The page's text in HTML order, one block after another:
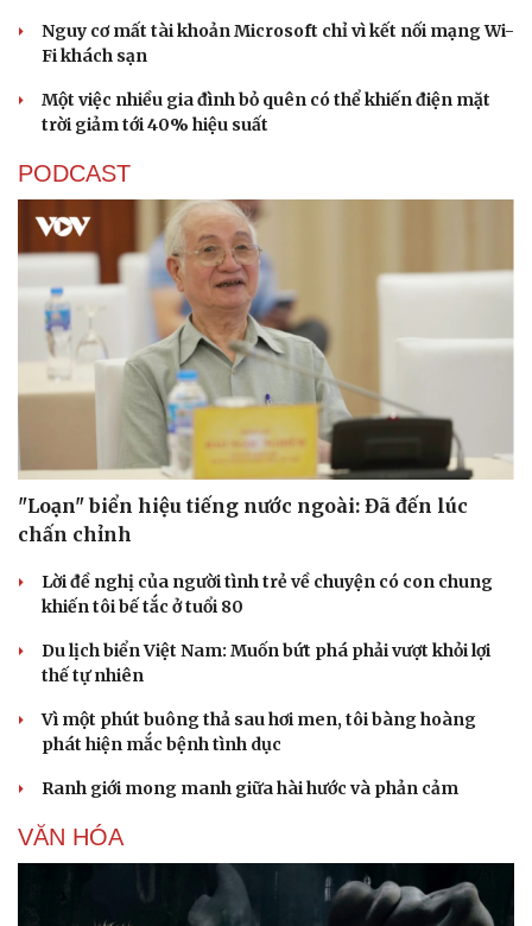
Văn hóa
Sân khấu - Điện ảnh
Âm nhạc
Di sản
Sao Việt
Nguy cơ mất tài khoản Microsoft chỉ vì kết nối mạng Wi-
Fi khách sạn
Một việc nhiều gia đình bỏ quên có thể khiến điện mặt
trời giảm tới 40% hiệu suất
PODCAST
"Loạn" biển hiệu tiếng nước ngoài: Đã đến lúc
chấn chỉnh
Lời đề nghị của người tình trẻ về chuyện có con chung
khiến tôi bế tắc ở tuổi 80
Du lịch biển Việt Nam: Muốn bứt phá phải vượt khỏi lợi
thế tự nhiên
Vì một phút buông thả sau hơi men, tôi bàng hoàng
phát hiện mắc bệnh tình dục
Ranh giới mong manh giữa hài hước và phản cảm
VĂN HÓA